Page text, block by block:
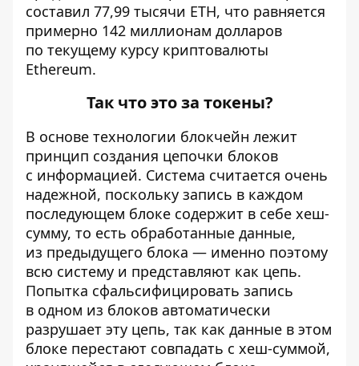
составил 77,99 тысячи ETH, что равняется
примерно 142 миллионам долларов
по текущему курсу криптовалюты
Ethereum.
Так что это за токены?
В основе технологии блокчейн лежит
принцип создания цепочки блоков
с информацией. Система считается очень
надежной, поскольку запись в каждом
последующем блоке содержит в себе хеш-
сумму, то есть обработанные данные,
из предыдущего блока — именно поэтому
всю систему и представляют как цепь.
Попытка сфальсифицировать запись
в одном из блоков автоматически
разрушает эту цепь, так как данные в этом
блоке перестают совпадать с хеш-суммой,